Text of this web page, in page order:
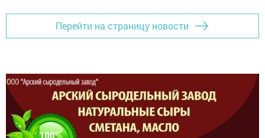
Перейти на страницу новости